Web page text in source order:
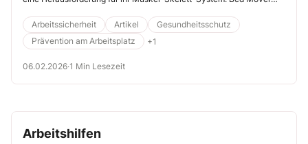
Arbeitssicherheit
Artikel
Gesundheitsschutz
Prävention am Arbeitsplatz
+1
06.02.2026·1 Min Lesezeit
Arbeitshilfen